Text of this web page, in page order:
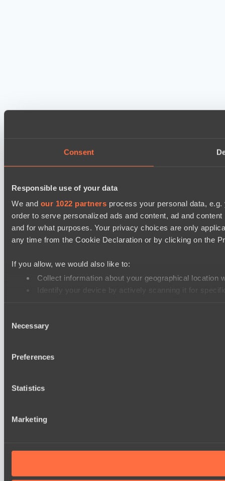
Consent
Responsible use of your data
We and our 1022 partners process your personal data,
order to serve personalized ads and content, ad and
and for what purposes. Your privacy choices are only
any time from the Cookie Declaration or by clicking on the
If you allow, we would also like to:
Collect information about your geographical
Identify your device by actively scanning it for
We use cookies to personalise content and ads, to provide
their services.
Selection
Necessary
Preferences
Statistics
Marketing